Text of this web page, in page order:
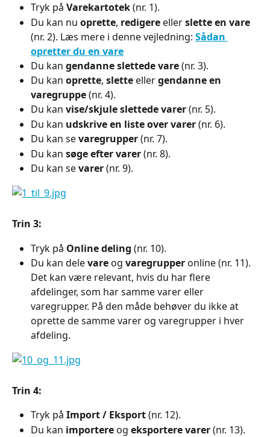
Tryk på Varekartotek (nr. 1).
Du kan nu oprette, redigere eller slette en vare
(nr. 2). Læs mere i denne vejledning: Sådan
opretter du en vare
Du kan gendanne slettede vare (nr. 3).
Du kan oprette, slette eller gendanne en
varegruppe (nr. 4).
Du kan vise/skjule slettede varer (nr. 5).
Du kan udskrive en liste over varer (nr. 6).
Du kan se varegrupper (nr. 7).
Du kan søge efter varer (nr. 8).
Du kan se varer (nr. 9).
Trin 3:
Tryk på Online deling (nr. 10).
Du kan dele vare og varegrupper online (nr. 11).
Det kan være relevant, hvis du har flere
afdelinger, som har samme varer eller
varegrupper. På den måde behøver du ikke at
oprette de samme varer og varegrupper i hver
afdeling.
Trin 4:
Tryk på Import / Eksport (nr. 12).
Du kan importere og eksportere varer (nr. 13).